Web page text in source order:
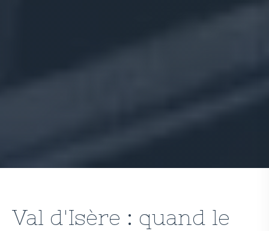
Val d'Isère : quand le